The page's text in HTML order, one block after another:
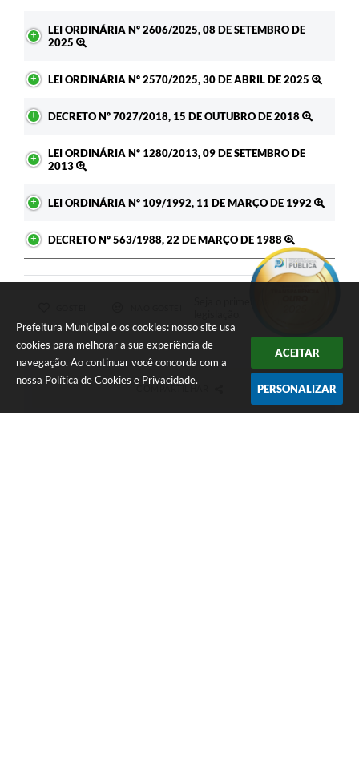
Prefeitura Municipal e os cookies: nosso site usa
cookies para melhorar a sua experiência de
navegação. Ao continuar você concorda com a
nossa Política de Cookies e Privacidade.
ACEITAR
PERSONALIZAR
LEI ORDINÁRIA Nº 2606/2025, 08 DE SETEMBRO DE
2025
LEI ORDINÁRIA Nº 2570/2025, 30 DE ABRIL DE 2025
DECRETO Nº 7027/2018, 15 DE OUTUBRO DE 2018
LEI ORDINÁRIA Nº 1280/2013, 09 DE SETEMBRO DE
2013
LEI ORDINÁRIA Nº 109/1992, 11 DE MARÇO DE 1992
DECRETO Nº 563/1988, 22 DE MARÇO DE 1988
COMPARTILHAR